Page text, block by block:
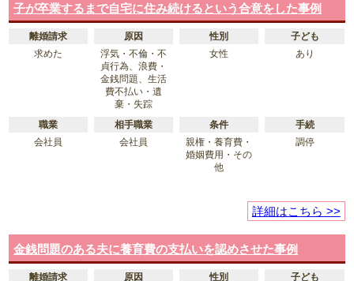
子が卒業するまで自宅に住み続けるという合意をした事例
離婚請求 原因 性別
子ども
求めた
浮気・不倫・不
貞行為、浪費・
金銭問題、生活
費不払い・遺
棄・失踪
女性 あり
職業 相手職業 条件
手続
会社員
会社員
親権・養育費・
婚姻費用・その
他
調停
詳細はこちら >>
金銭問題のある夫に養育費の支払いを認めさせた事例
離婚請求 原因 性別
子ども